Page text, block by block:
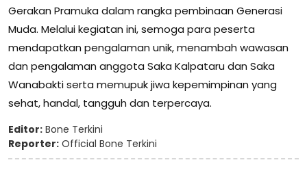
Gerakan Pramuka dalam rangka pembinaan Generasi
Muda. Melalui kegiatan ini, semoga para peserta
mendapatkan pengalaman unik, menambah wawasan
dan pengalaman anggota Saka Kalpataru dan Saka
Wanabakti serta memupuk jiwa kepemimpinan yang
sehat, handal, tangguh dan terpercaya.
Editor: Bone Terkini
Reporter: Official Bone Terkini